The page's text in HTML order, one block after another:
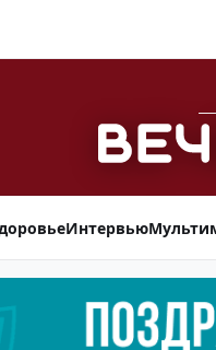
Интервью